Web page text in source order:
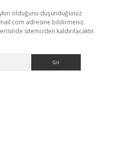
olduğunu düşündüğünüz
adresine bildirmeniz
sitemizden kaldırılacaktır.